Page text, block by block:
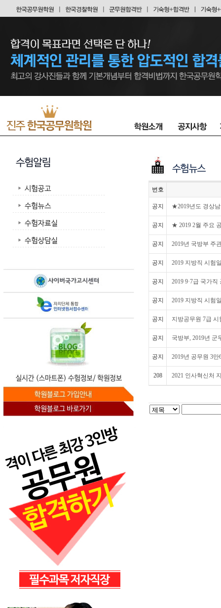
번호
공지 ★2019년도 경상
공지 ★ 2019 2월 주요
공지 2019년 국방부 주
공지 2019 지방직 시험
공지 2019 9·7급 국가
공지 2019 지방직 시험
공지 지방공무원 7급 시
공지 국방부, 2019년 군
공지 2019년 공무원 3
208 2021 인사혁신처